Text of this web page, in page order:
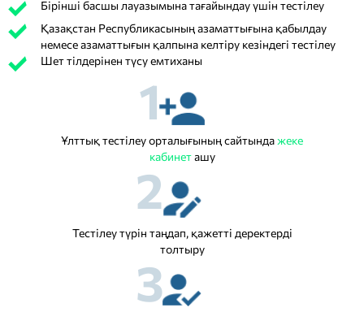
Бірінші басшы лауазымына тағайындау үшін тестілеу
Қазақстан Республикасының азаматтығына қабылдау
немесе азаматтығын қалпына келтіру кезіндегі тестілеу
Шет тілдерінен түсу емтиханы
1
Ұлттық тестілеу орталығының сайтындажеке
кабинеташу
2
Тестілеу түрін таңдап, қажетті деректерді
толтыру
3